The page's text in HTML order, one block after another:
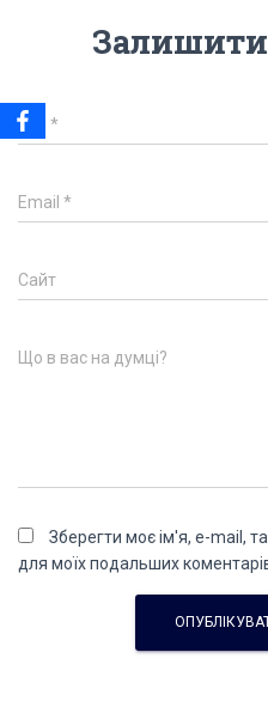
Залишити
Ім'я *
Email *
Сайт
Що в вас на думці?
Зберегти моє ім'я, e-mail,
для моїх подальших